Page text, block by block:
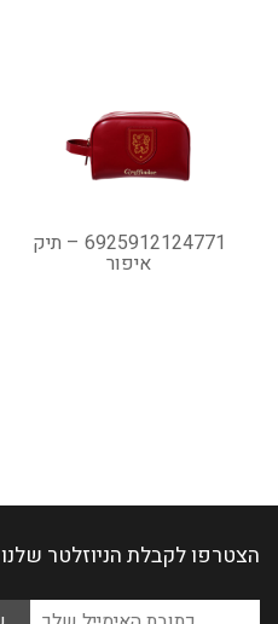
6925912124771 – תיק
איפור
הצטרפו לקבלת הניוזלטר שלנו
Please